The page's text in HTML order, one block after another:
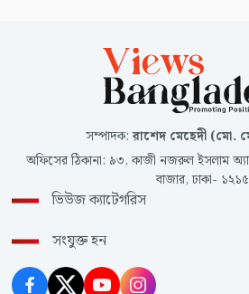
সম্পাদক:রাশেদ মেহেদী (মো.
অফিসের ঠিকানা: ৯৩, কাজী নজরুল ইসলাম
বাজার, ঢাকা- ১২১৫
ভিউজ ক্যাটেগরিস
সংযুক্ত হন